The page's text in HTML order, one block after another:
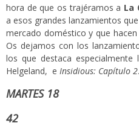
hora de que os trajéramos a La
a esos grandes lanzamientos
mercado doméstico y que
Os dejamos con los
los que destaca
Helgeland, e Insidious: Capítulo 2.
MARTES 18
42